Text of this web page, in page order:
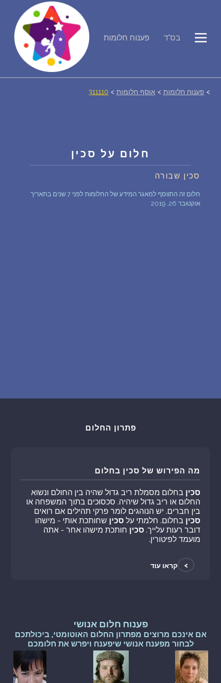
פענוח חלומות בס"ד
פירוש חלומות
סמלים בחלום
חלומות נפוצים
רכישת אוצר החלומות
> פענוח חלומות > אוסף חלומות >
311110
חלום על סכין
סכין שבורה
חלום זה התווסף למאגר המידע של החלומות לפני 7 שנים בתאריך
אוקטובר 26, 2019
פתרון החלום
מה הפירוש של סכין בחלום
סכין בחלום מסמלת ריב גדול שהיה בין החולם ונשוא
החלום או ריב גדול שיהיה. סכסוכים בתוך המשפחה או
בין חברים. יש הנוהגים לומר פרקי תהילים אם רואים
סכין בחלום. חלמתי עלסכין שחותכת אותי - מישהו
דובר רעות עלייך.סכין חותכת מישהו אחר - אתה
מועמד לפיטורין.
> קראו עוד
פענוח חלום אנושי
אם אינכם מרוצים מפתרון החלום האוטומטי, ביכולתכם
לבחור מפענח אנושי שיפענח ויפרש את חלומכם